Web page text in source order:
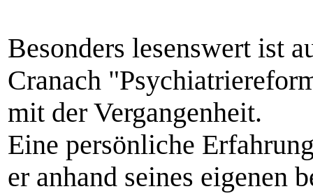
Besonders lesenswert ist
Cranach
mit der Vergangenheit.
Eine persönliche
er anhand seines eigenen